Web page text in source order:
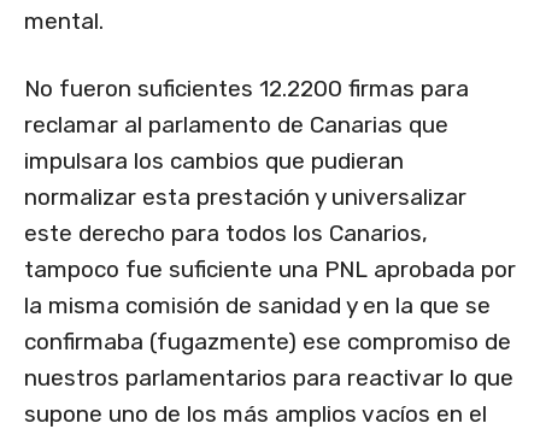
mental.
No fueron suficientes 12.2200 firmas para
reclamar al parlamento de Canarias que
impulsara los cambios que pudieran
normalizar esta prestación y universalizar
este derecho para todos los Canarios,
tampoco fue suficiente una PNL aprobada por
la misma comisión de sanidad y en la que se
confirmaba (fugazmente) ese compromiso de
nuestros parlamentarios para reactivar lo que
supone uno de los más amplios vacíos en el